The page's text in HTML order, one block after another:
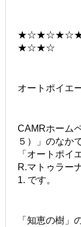
★☆★☆
オートポイエ
CAMRホーム
５）」のなか
「オートポイ
R.マトゥラー
1. です。
「知恵の樹」